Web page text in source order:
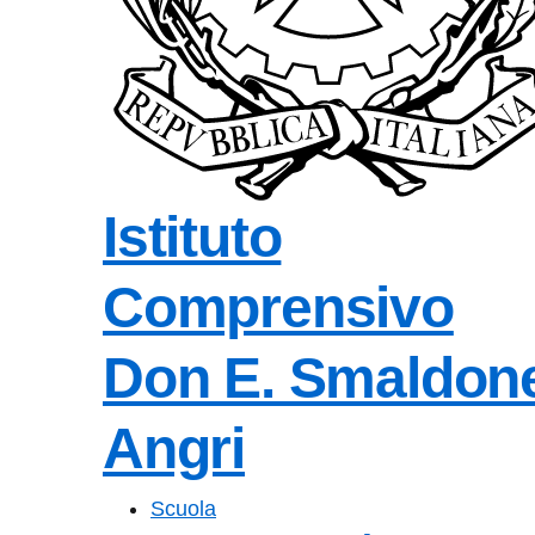
Istituto
Comprensivo
Don E.
Angri
Scuola